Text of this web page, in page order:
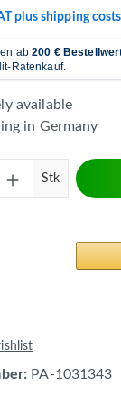
plus shipping costs
available
in Germany
Stk
PA-1031343